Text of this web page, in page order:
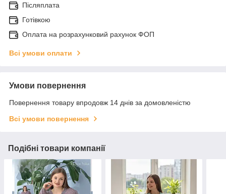
Післяплата
Готівкою
Оплата на розрахунковий рахунок ФОП
Всі умови оплати
Умови повернення
Повернення товару впродовж 14 днів за домовленістю
Всі умови повернення
Подібні товари компанії